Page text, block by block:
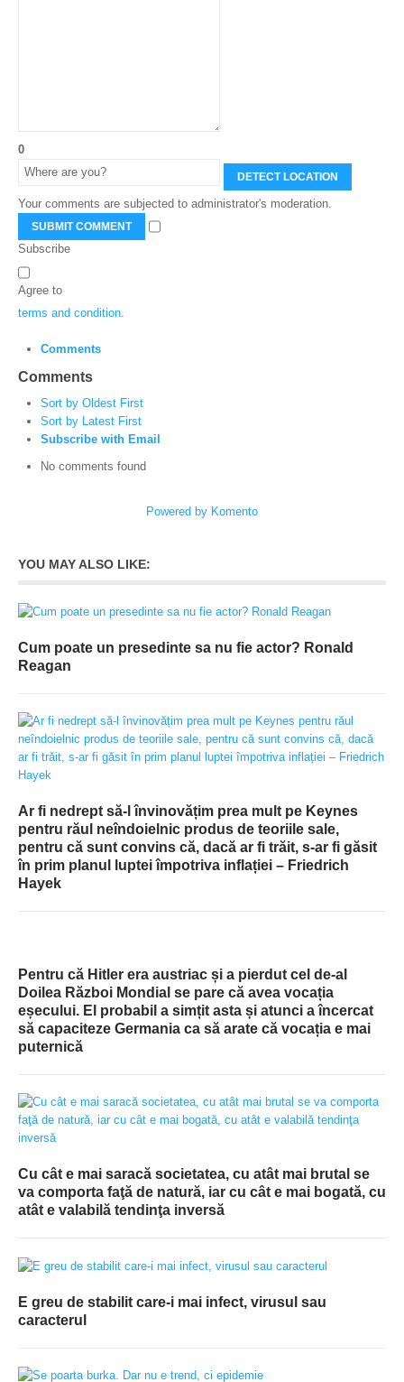
0
DETECT LOCATION
Your comments are subjected to administrator's moderation.
SUBMIT COMMENT
Subscribe
Agree to
terms and condition
Comments
Comments
Sort by Oldest First
Sort by Latest First
Subscribe with Email
No comments found
Powered by Komento
YOU MAY ALSO LIKE:
Cum poate un presedinte sa nu fie actor? Ronald
Reagan
Ar fi nedrept să-l învinovățim prea mult pe Keynes
pentru răul neîndoielnic produs de teoriile sale,
pentru că sunt convins că, dacă ar fi trăit, s-ar fi găsit
în prim planul luptei împotriva inflației – Friedrich
Hayek
Pentru că Hitler era austriac și a pierdut cel de-al
Doilea Război Mondial se pare că avea vocația
eșecului. El probabil a simțit asta și atunci a încercat
să capaciteze Germania ca să arate că vocația e mai
puternică
Cu cât e mai saracă societatea, cu atât mai brutal se
va comporta faţă de natură, iar cu cât e mai bogată, cu
atât e valabilă tendinţa inversă
E greu de stabilit care-i mai infect, virusul sau
caracterul